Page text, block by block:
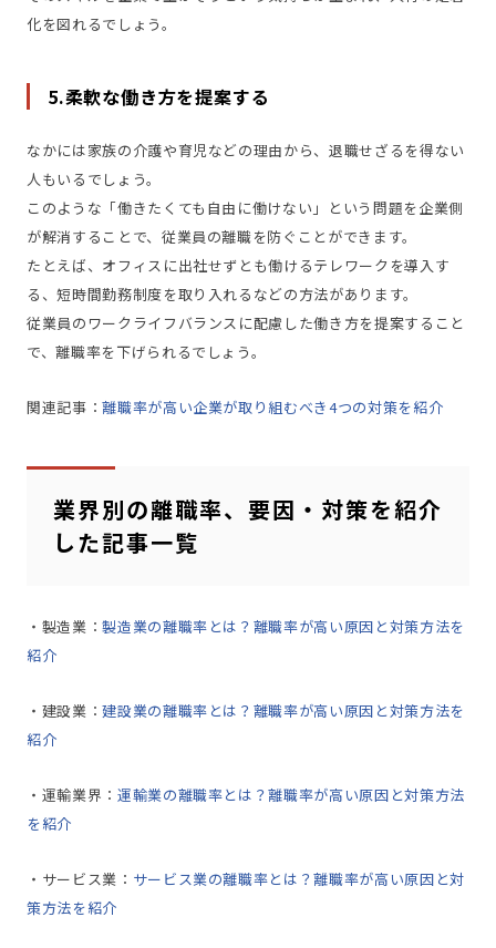
化を図れるでしょう。
5.柔軟な働き方を提案する
なかには家族の介護や育児などの理由から、退職せざるを得ない
人もいるでしょう。
このような「働きたくても自由に働けない」という問題を企業側
が解消することで、従業員の離職を防ぐことができます。
たとえば、オフィスに出社せずとも働けるテレワークを導入す
る、短時間勤務制度を取り入れるなどの方法があります。
従業員のワークライフバランスに配慮した働き方を提案すること
で、離職率を下げられるでしょう。
関連記事：離職率が高い企業が取り組むべき4つの対策を紹介
業界別の離職率、要因・対策を紹介
した記事一覧
・製造業：製造業の離職率とは？離職率が高い原因と対策方法を
紹介
・建設業：建設業の離職率とは？離職率が高い原因と対策方法を
紹介
・運輸業界： 運輸業の離職率とは？離職率が高い原因と対策方法
を紹介
・サービス業： サービス業の離職率とは？離職率が高い原因と対
策方法を紹介